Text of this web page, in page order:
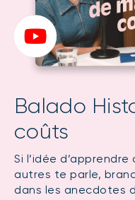
Balado
coûts
Si l’idée
autres te parle,
dans les anecdotes